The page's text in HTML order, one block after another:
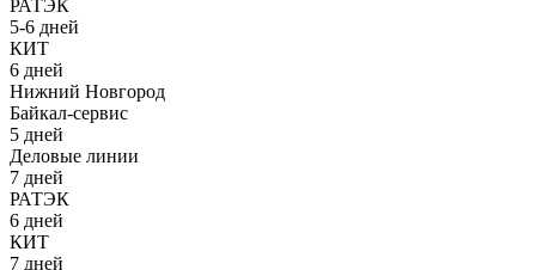
РАТЭК
5-6 дней
КИТ
6 дней
Нижний Новгород
Байкал-сервис
5 дней
Деловые линии
7 дней
РАТЭК
6 дней
КИТ
7 дней